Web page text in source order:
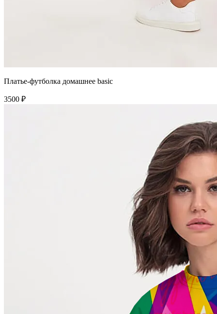
Платье-футболка домашнее basic
3500 ₽